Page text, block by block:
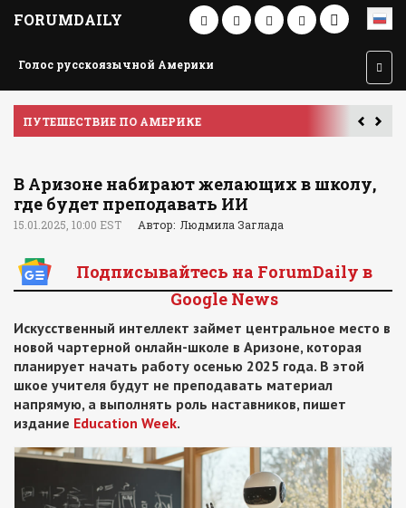
FORUMDAILY
Голос русскоязычной Америки
ПУТЕШЕСТВИЕ ПО АМЕРИКЕ
В Аризоне набирают желающих в школу,
где будет преподавать ИИ
15.01.2025, 10:00 EST Автор: Людмила Заглада
Подписывайтесь на ForumDaily в
Google News
Искусственный интеллект займет центральное место в
новой чартерной онлайн-школе в Аризоне, которая
планирует начать работу осенью 2025 года. В этой
шкое учителя будут не преподавать материал
напрямую, а выполнять роль наставников, пишет
издание Education Week.